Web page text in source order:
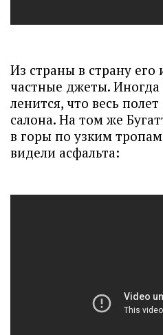
Из страны в страну его
частные джеты. Иногда
ленится, что весь
салона. На том же
в горы по узким
видели асфальта: